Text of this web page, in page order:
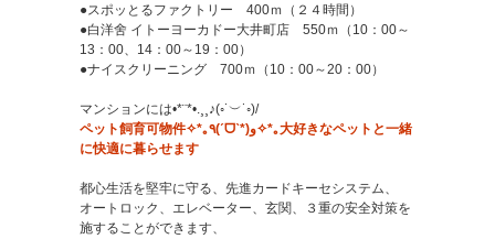
●スポッとるファクトリー 400ｍ（２４時間）
●白洋舍 イトーヨーカドー大井町店 550ｍ（10：00～
13：00、14：00～19：00）
●ナイスクリーニング 700ｍ（10：00～20：00）
マンションには•*¨*•.¸¸♪(◦˙︶˙◦)/
ペット飼育可物件✧*｡٩(ˊᗜˋ*)و✧*｡大好きなペットと一緒
に快適に暮らせます
都心生活を堅牢に守る、先進カードキーセシステム、
オートロック、エレベーター、玄関、３重の安全対策を
施することができます、